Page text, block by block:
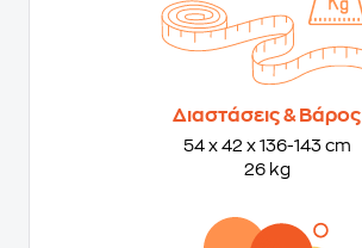
Διαστάσεις & Βάρος
54 x 42 x 136-143 cm
26 kg